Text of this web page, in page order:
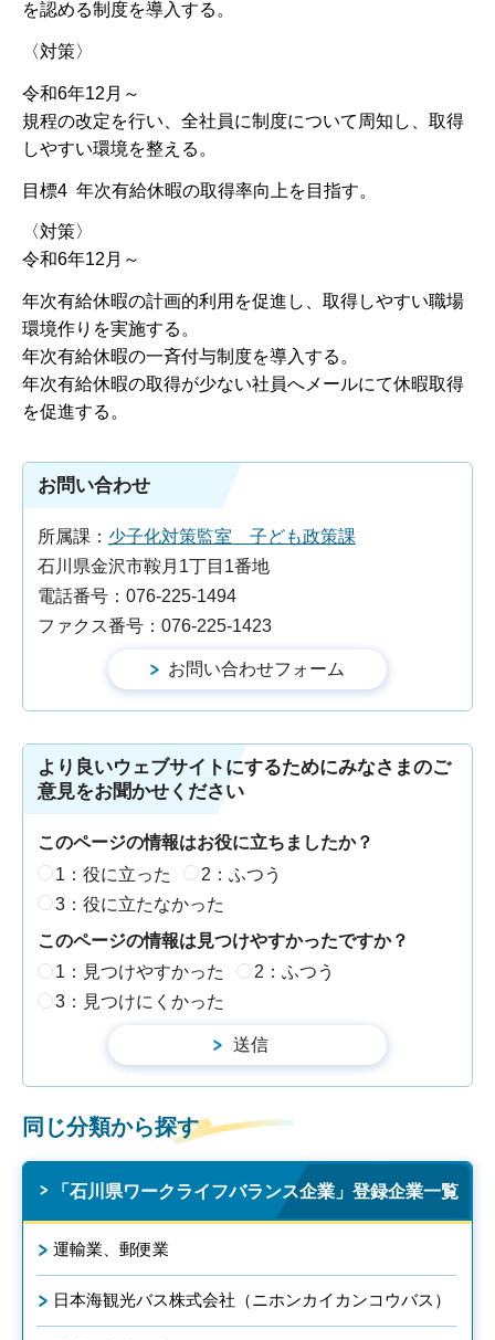
を認める制度を導入する。
〈対策〉
令和6年12月～
規程の改定を行い、全社員に制度について周知し、取得
しやすい環境を整える。
目標4 年次有給休暇の取得率向上を目指す。
〈対策〉
令和6年12月～
年次有給休暇の計画的利用を促進し、取得しやすい職場
環境作りを実施する。
年次有給休暇の一斉付与制度を導入する。
年次有給休暇の取得が少ない社員へメールにて休暇取得
を促進する。
お問い合わせ
所属課： 少子化対策監室 子ども政策課
石川県金沢市鞍月1丁目1番地
電話番号：076-225-1494
ファクス番号：076-225-1423
より良いウェブサイトにするためにみなさまのご
意見をお聞かせください
このページの情報はお役に立ちましたか？
1：役に立った
2：ふつう
3：役に立たなかった
このページの情報は見つけやすかったですか？
1：見つけやすかった
2：ふつう
3：見つけにくかった
同じ分類から探す
「石川県ワークライフバランス企業」登録企業一覧
運輸業、郵便業
日本海観光バス株式会社（ニホンカイカンコウバス）